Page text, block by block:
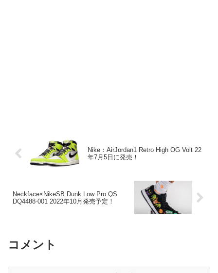
Nike：AirJordan1 Retro High OG Volt 22
年7月5日に発売！
Neckface×NikeSB Dunk Low Pro QS
DQ4488-001 2022年10月発売予定！
コメント